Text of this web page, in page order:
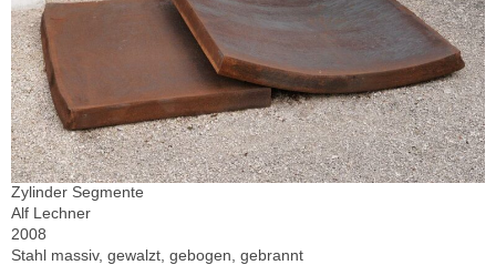
Zylinder Segmente
Alf Lechner
2008
Stahl massiv, gewalzt, gebogen, gebrannt